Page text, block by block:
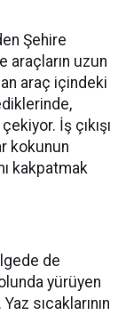
Şehire
araçların uzun
araç içindeki
İş çıkışı
kokunun
kakpatmak
de
yürüyen
sıcaklarının